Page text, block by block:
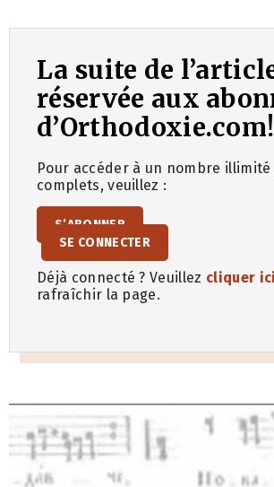
La suite de
réservée aux
d’Orthodoxie.com!
Pour accéder à un nombre illimité
complets, veuillez :
S’ABONNER
SE CONNECTER
Déjà connecté ? Veuillez cliquer ici
rafraîchir la page.